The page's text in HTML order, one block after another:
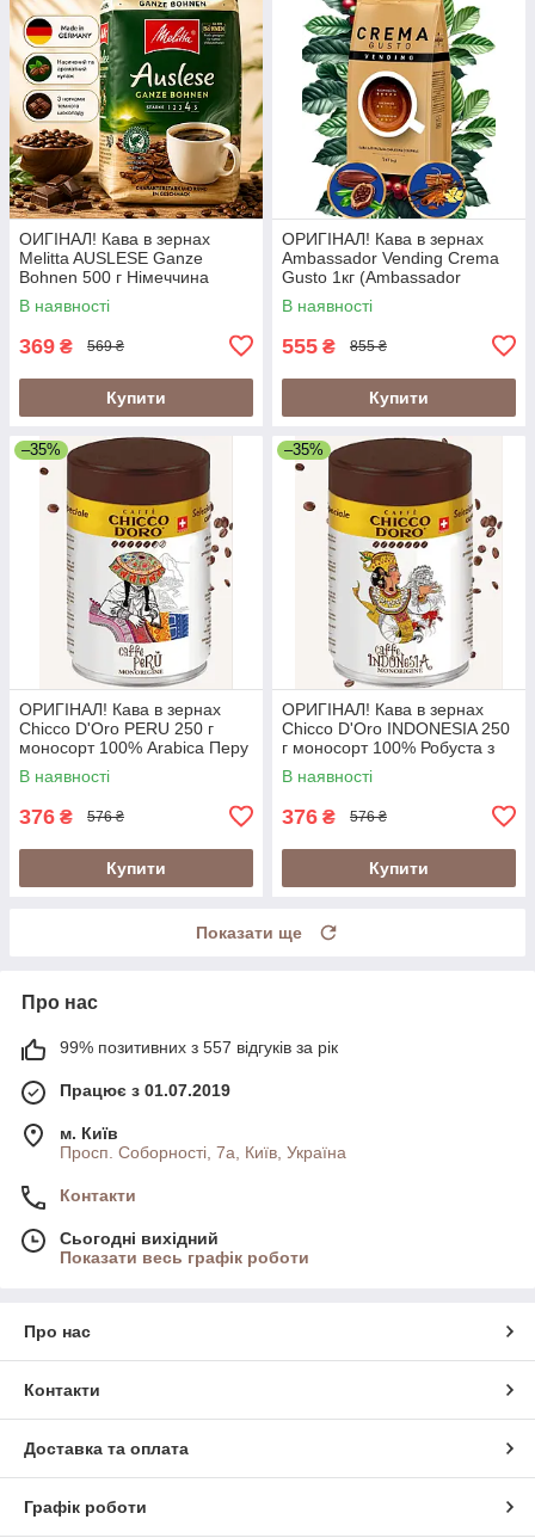
ОИГІНАЛ! Кава в зернах
Melitta AUSLESE Ganze
Bohnen 500 г Німеччина
В наявності
369 ₴ 569 ₴
Купити
ОРИГІНАЛ! Кава в зернах
Ambassador Vending Crema
Gusto 1кг (Ambassador
Crema Gusto Vending)
В наявності
555 ₴ 855 ₴
Купити
–35%
ОРИГІНАЛ! Кава в зернах
Chicco D'Oro PERU 250 г
моносорт 100% Arabica Перу
у металевій банці
(Швейцарія)
В наявності
376 ₴ 576 ₴
Купити
–35%
ОРИГІНАЛ! Кава в зернах
Chicco D'Oro INDONESIA 250
г моносорт 100% Робуста з
вулканічних ґрунтів Індонезії
у банці (Швейцарія)
В наявності
376 ₴ 576 ₴
Купити
Показати ще
Про нас
99% позитивних з 557 відгуків за рік
Працює з 01.07.2019
м. Київ
Просп. Соборності, 7а, Київ, Україна
Контакти
Сьогодні вихідний
Показати весь графік роботи
Про нас
Контакти
Доставка та оплата
Графік роботи